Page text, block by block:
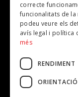
Correu electrònic*
Accepto la
correcte
funcionalitats de la
podeu veure els
avís legal i política
més
RENDIMENT
ORIENTACIÓ